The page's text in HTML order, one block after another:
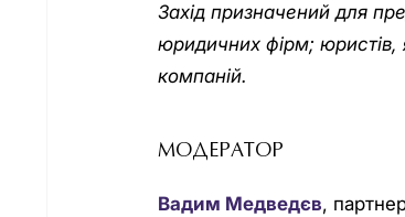
Захід призначений для
юридичних фірм; юристів,
компаній.
МОДЕРАТОР
Вадим Медведєв,